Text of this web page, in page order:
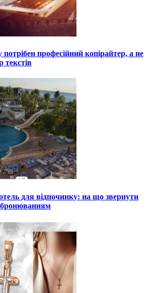
потрібен професійний копірайтер, а не
текстів
для відпочинку: на що звернути
бронюванням